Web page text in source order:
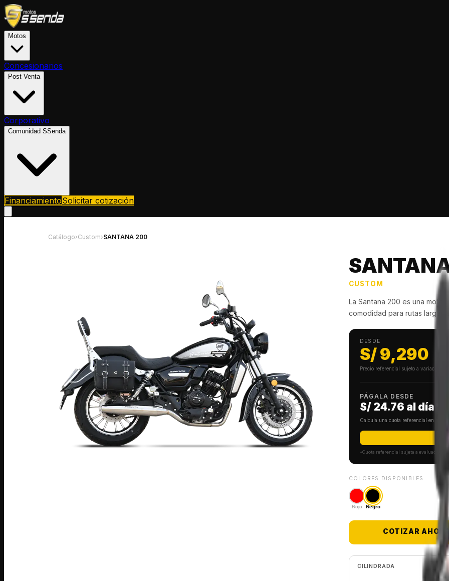
Motos
Concesionarios
Post Venta
Corporativo
Comunidad SSenda
FinanciamientoSolicitar cotización
Catálogo›Custom›SANTANA 200
CUSTOM
La Santana 200 es una
comodidad para rutas largas
DESDE
S/9,290
Precio referencial sujeto a variación
PÁGALA DESDE
S/ 24.76 al día*
Calcula una cuota referencial en
*Cuota referencial sujeta a evaluación
COLORES DISPONIBLES
Rojo Negro
COTIZAR
CILINDRADA